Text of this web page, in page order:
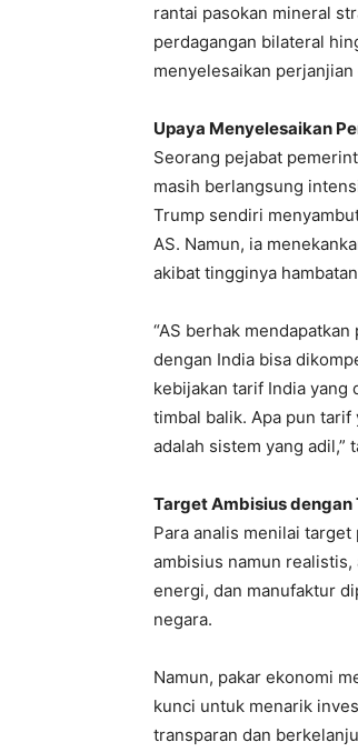
rantai pasokan mineral
perdagangan bilateral
menyelesaikan
Upaya Menyelesaikan
Seorang pejabat
masih berlangsung
Trump sendiri
AS. Namun, ia
akibat tingginya
“AS berhak
dengan India bisa
kebijakan tarif India yang
timbal balik. Apa pun tarif
adalah sistem yang adil,”
Target Ambisius dengan
Para analis menilai
ambisius namun
energi, dan manufaktur
negara.
Namun, pakar ekonomi
kunci untuk menarik
transparan dan